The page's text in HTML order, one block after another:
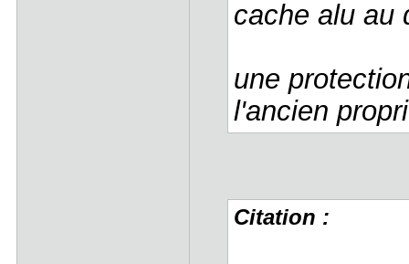
cache alu au
une
l'ancien
Citation :